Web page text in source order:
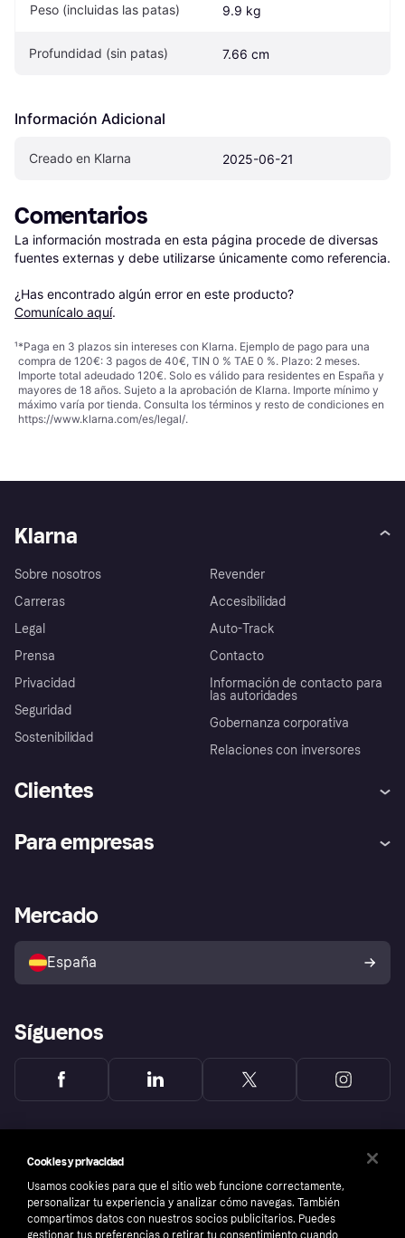
Peso (incluidas las patas) 9.9 kg
Profundidad (sin patas) 7.66 cm
Información Adicional
Creado en Klarna 2025-06-21
Comentarios
La información mostrada en esta página procede de diversas
fuentes externas y debe utilizarse únicamente como referencia.
¿Has encontrado algún error en este producto?
Comunícalo aquí.
¹*Paga en 3 plazos sin intereses con Klarna. Ejemplo de pago para una
compra de 120€: 3 pagos de 40€, TIN 0 % TAE 0 %. Plazo: 2 meses.
Importe total adeudado 120€. Solo es válido para residentes en España y
mayores de 18 años. Sujeto a la aprobación de Klarna. Importe mínimo y
máximo varía por tienda. Consulta los términos y resto de condiciones en
https://www.klarna.com/es/legal/.
Klarna
Sobre nosotros
Carreras
Legal
Prensa
Privacidad
Seguridad
Sostenibilidad
Revender
Accesibilidad
Auto-Track
Contacto
Información de contacto para
las autoridades
Gobernanza corporativa
Relaciones con inversores
Clientes
Inicio de sesión
Directorio de tiendas
Política de protección al
comprador de Klarna
Reclamaciones
Para empresas
Acceso empresas
Mercado
España
Síguenos
Cookies y privacidad
Usamos cookies para que el sitio web funcione correctamente,
personalizar tu experiencia y analizar cómo navegas. También
compartimos datos con nuestros socios publicitarios. Puedes
gestionar tus preferencias o retirar tu consentimiento cuando